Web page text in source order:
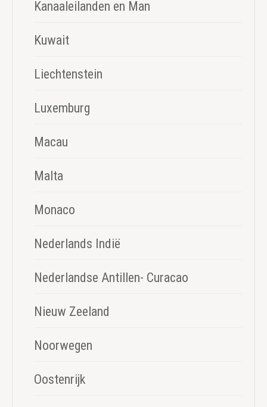
Kanaaleilanden en Man
Kuwait
Liechtenstein
Luxemburg
Macau
Malta
Monaco
Nederlands Indië
Nederlandse Antillen- Curacao
Nieuw Zeeland
Noorwegen
Oostenrijk